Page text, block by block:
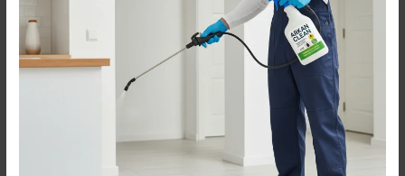
01091560420